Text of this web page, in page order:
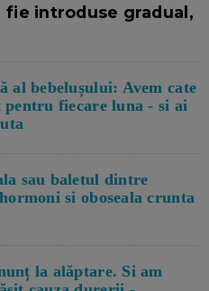
introduse gradual,
al bebelușului: Avem cate
fiecare luna - si ai
sau baletul dintre
si oboseala crunta
la alăptare. Si am